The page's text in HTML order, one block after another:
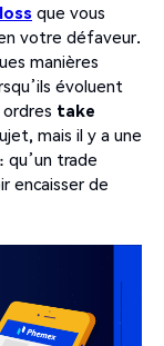
que vous
votre défaveur.
manières
évoluent
take
mais il y a une
trade
encaisser de